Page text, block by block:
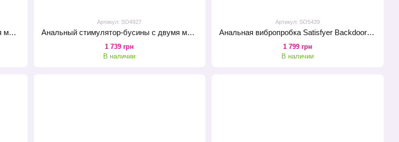
Анальный стимулятор-бусины с двумя моторами Satisfyer Lolli-Plug 2 Green
Артикул: SO4927
Анальный стимулятор-бусины с двумя моторами Satisfyer Lolli-Plug 2 Ice blue
1 739 грн
В наличии
Артикул: SO5439
Анальная вибропробка Satisfyer Backdoor Lover Red
1 799 грн
В наличии